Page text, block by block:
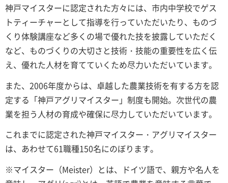
神戸マイスターに認定された方々には、市内中学校でゲス
トティーチャーとして指導を行っていただいたり、ものづ
くり体験講座など多くの場で優れた技を披露していただく
など、ものづくりの大切さと技術・技能の重要性を広く伝
え、優れた人材を育てていくため尽力いただいています。
また、2006年度からは、卓越した農業技術を有する方を認
定する「神戸アグリマイスター」制度も開始。次世代の農
業を担う人材の育成や確保に尽力していただいています。
これまでに認定された神戸マイスター・アグリマイスター
は、あわせて61職種150名にのぼります。
※マイスター（Meister）とは、ドイツ語で、親方や名人を